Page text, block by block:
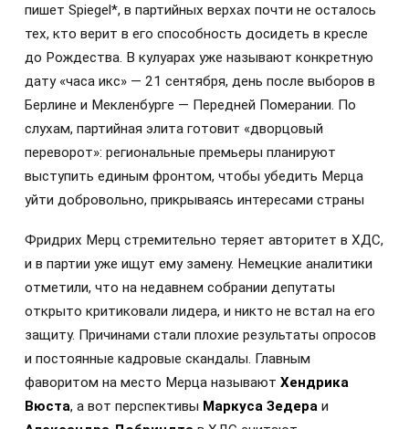
пишет Spiegel*, в партийных верхах почти не осталось
тех, кто верит в его способность досидеть в кресле
до Рождества. В кулуарах уже называют конкретную
дату «часа икс» — 21 сентября, день после выборов в
Берлине и Мекленбурге — Передней Померании. По
слухам, партийная элита готовит «дворцовый
переворот»: региональные премьеры планируют
выступить единым фронтом, чтобы убедить Мерца
уйти добровольно, прикрываясь интересами страны
Фридрих Мерц стремительно теряет авторитет в ХДС,
и в партии уже ищут ему замену. Немецкие аналитики
отметили, что на недавнем собрании депутаты
открыто критиковали лидера, и никто не встал на его
защиту. Причинами стали плохие результаты опросов
и постоянные кадровые скандалы. Главным
фаворитом на место Мерца называют Хендрика
Вюста, а вот перспективы Маркуса Зедера и